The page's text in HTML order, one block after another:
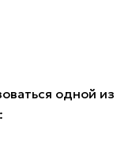
одной из